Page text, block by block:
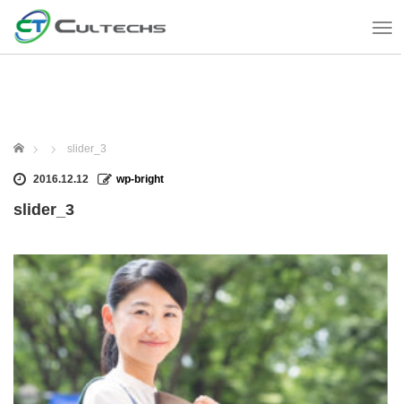
T
i
o
n
ホーム slider_3
2016.12.12 wp-bright
slider_3